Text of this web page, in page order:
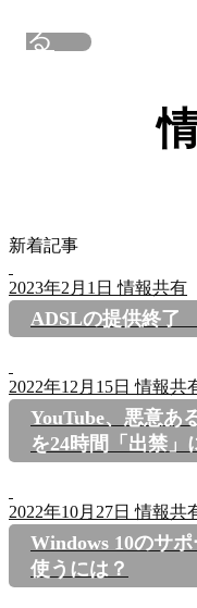
る
新着記事
2023年2月1日 情報共有
ADSLの提供終
2022年12月15日 情報共
YouTube、悪意あ
を24時間「出禁」
2022年10月27日 情報共
Windows 10のサ
使うには？